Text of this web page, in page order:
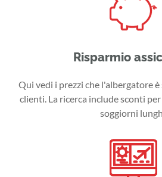
Risparmio
Qui vedi i prezzi che l'albergatore
clienti. La ricerca include sconti
soggiorni